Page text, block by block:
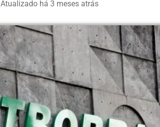
Atualizado há 3 meses atrás